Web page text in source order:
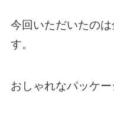
今回いただいたの
す。
おしゃれなパッケー